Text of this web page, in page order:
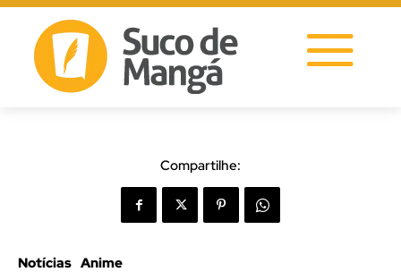
Compartilhe:
Notícias Anime